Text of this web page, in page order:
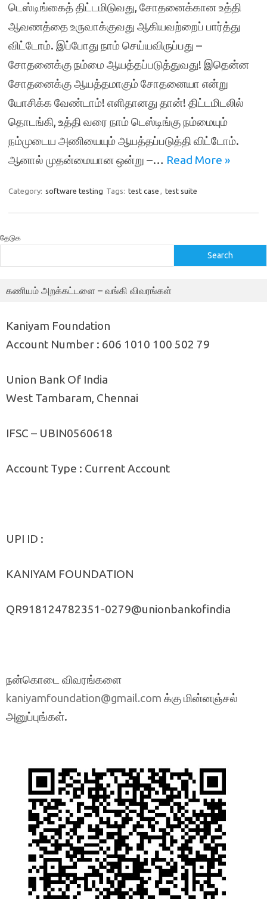
டெஸ்டிங்கைத் திட்டமிடுவது, சோதனைக்கான உத்தி
ஆவணத்தை உருவாக்குவது ஆகியவற்றைப் பார்த்து
விட்டோம். இப்போது நாம் செய்யவிருப்பது –
சோதனைக்கு நம்மை ஆயத்தப்படுத்துவது! இதென்ன
சோதனைக்கு ஆயத்தமாகும் சோதனையா என்று
யோசிக்க வேண்டாம்! எளிதானது தான்! திட்டமிடலில்
தொடங்கி, உத்தி வரை நாம் டெஸ்டிங்கு நம்மையும்
நம்முடைய அணியையும் ஆயத்தப்படுத்தி விட்டோம்.
ஆனால் முதன்மையான ஒன்று –… Read More »
Category: software testing Tags: test case , test suite
தேடுக
Search
கணியம் அறக்கட்டளை – வங்கி விவரங்கள்
Kaniyam Foundation
Account Number : 606 1010 100 502 79
Union Bank Of India
West Tambaram, Chennai
IFSC – UBIN0560618
Account Type : Current Account
UPI ID :
KANIYAM FOUNDATION
QR918124782351-0279@unionbankofindia
நன்கொடை விவரங்களை
kaniyamfoundation@gmail.com க்கு மின்னஞ்சல்
அனுப்புங்கள்.